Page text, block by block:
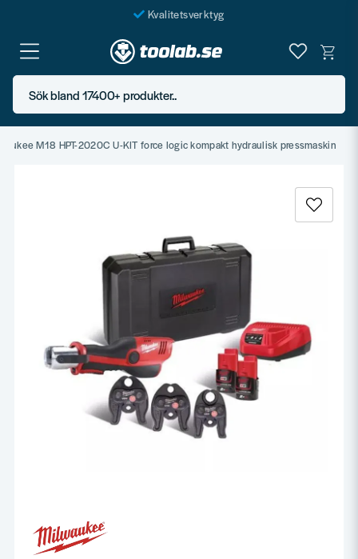
Kvalitetsverktyg
Fraktfritt över 999 SEK*
En järnhandel för alla
Butik i Göteborg
Sök bland 17400+ produkter..
M18 HPT-2020C U-KIT force logic kompakt hydraulisk pressmaskin